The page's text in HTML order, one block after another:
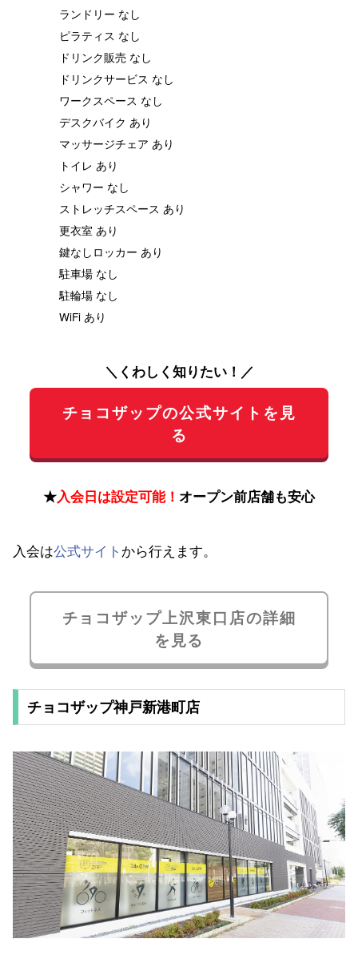
ランドリー なし
ピラティス なし
ドリンク販売 なし
ドリンクサービス なし
ワークスペース なし
デスクバイク あり
マッサージチェア あり
トイレ あり
シャワー なし
ストレッチスペース あり
更衣室 あり
鍵なしロッカー あり
駐車場 なし
駐輪場 なし
WiFi あり
＼くわしく知りたい！／
チョコザップの公式サイトを見
る
★入会日は設定可能！ オープン前店舗も安心
入会は公式サイト から行えます。
チョコザップ上沢東口店の詳細
を見る
チョコザップ神戸新港町店